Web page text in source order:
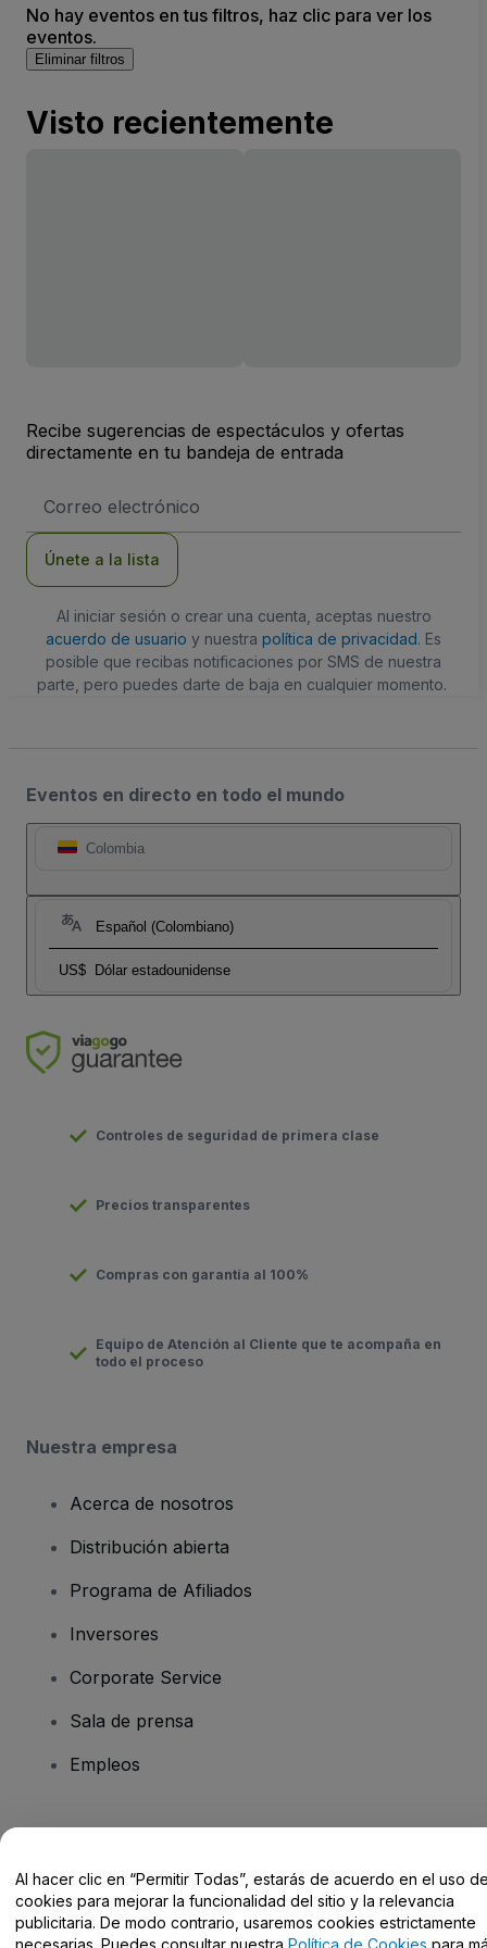
No hay eventos en tus filtros, haz clic para ver los
eventos.
Eliminar filtros
Visto recientemente
Recibe sugerencias de espectáculos y ofertas
directamente en tu bandeja de entrada
de
Únete a la lista
Al iniciar sesión o crear una cuenta, aceptas nuestro
acuerdo de usuario y nuestra política de privacidad. Es
posible que recibas notificaciones por SMS de nuestra
parte, pero puedes darte de baja en cualquier momento.
Eventos en directo en todo el mundo
Colombia
Español (Colombiano)
US$ Dólar estadounidense
Controles de seguridad de primera clase
Precios transparentes
Compras con garantía al 100%
Equipo de Atención al Cliente que te acompaña en
todo el proceso
Nuestra empresa
Acerca de nosotros
Distribución abierta
Programa de Afiliados
Inversores
Corporate Service
Sala de prensa
Empleos
Centro de Ayuda / Contacto
Al hacer clic en “Permitir Todas”, estarás de acuerdo en el uso
cookies para mejorar la funcionalidad del sitio y la relevancia
publicitaria. De modo contrario, usaremos cookies estrictamente
necesarias. Puedes consultar nuestra Política de Cookies para